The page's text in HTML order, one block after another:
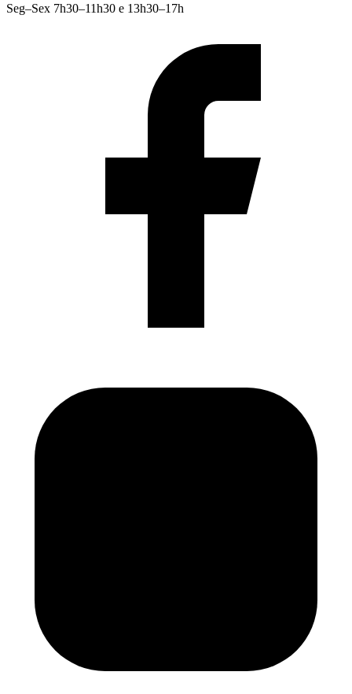
Seg–Sex 7h30–11h30 e 13h30–17h